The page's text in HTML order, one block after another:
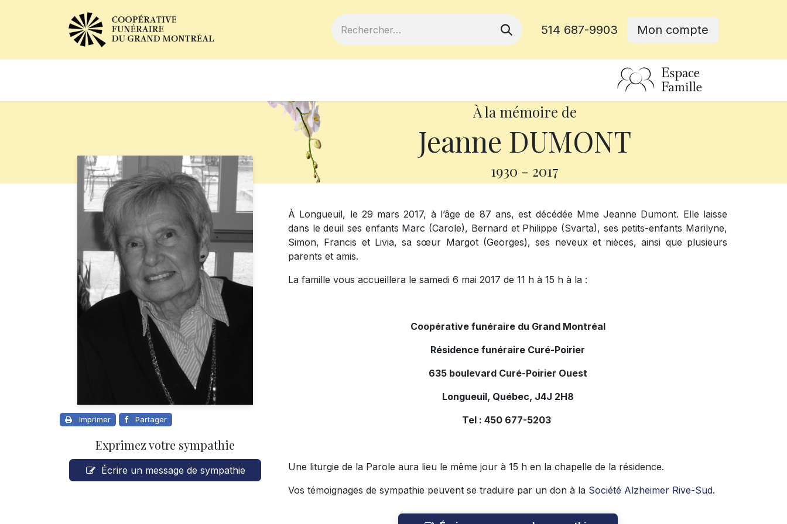
514 687-9903 Mon compte
À la mémoire de
Jeanne DUMONT
1930 - 2017
Imprimer Partager
Exprimez votre sympathie
Écrire un message de sympathie
À Longueuil, le 29 mars 2017, à l’âge de 87 ans, est décédée Mme Jeanne Dumont. Elle laisse
dans le deuil ses enfants Marc (Carole), Bernard et Philippe (Svarta), ses petits-enfants Marilyne,
Simon, Francis et Livia, sa sœur Margot (Georges), ses neveux et nièces, ainsi que plusieurs
parents et amis.
La famille vous accueillera le samedi 6 mai 2017 de 11 h à 15 h à la :
Coopérative funéraire du Grand Montréal
Résidence funéraire Curé-Poirier
635 boulevard Curé-Poirier Ouest
Longueuil, Québec, J4J 2H8
Tel : 450 677-5203
Une liturgie de la Parole aura lieu le même jour à 15 h en la chapelle de la résidence.
Vos témoignages de sympathie peuvent se traduire par un don à la Société Alzheimer Rive-Sud.